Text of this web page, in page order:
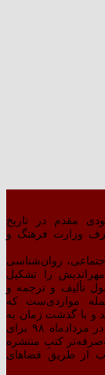
مقدم در تاریخ
از طرف وزارت فرهنگ و
روان‌شناسی
را تشکیل
تألیف و ترجمه و
مواردی‌ست که
و با گذشت زمان به
استاندارهای بالاتری دست پیدا کند.سایت مهراندیش در مردادماه ۹۸ برای
کتبِ منتشره
از طریق فضاهای